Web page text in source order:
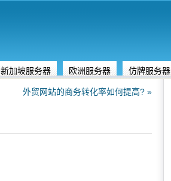
新加坡服务器 欧洲服务器 仿牌服务器
外贸网站的商务转化率如何提高? »